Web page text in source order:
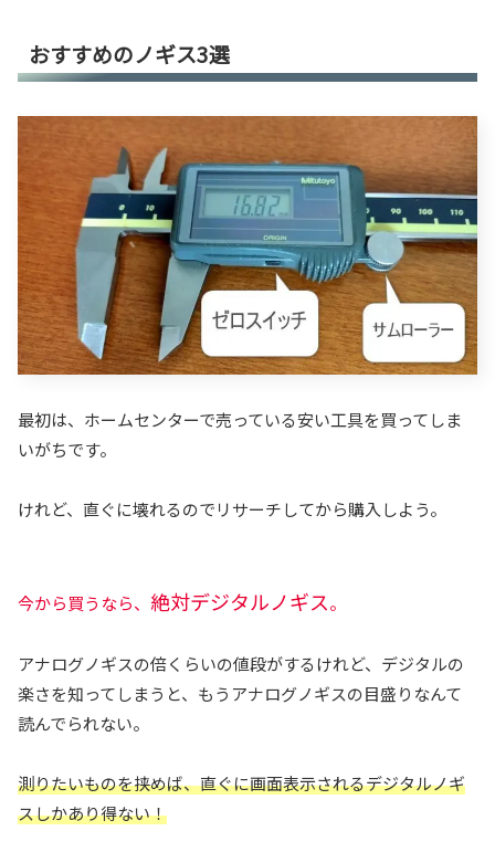
おすすめのノギス3選
最初は、ホームセンターで売っている安い工具を買ってしま
いがちです。
けれど、直ぐに壊れるのでリサーチしてから購入しよう。
今から買うなら、 絶対デジタルノギス。
アナログノギスの倍くらいの値段がするけれど、デジタルの
楽さを知ってしまうと、もうアナログノギスの目盛りなんて
読んでられない。
測りたいものを挟めば、直ぐに画面表示されるデジタルノギ
スしかあり得ない！